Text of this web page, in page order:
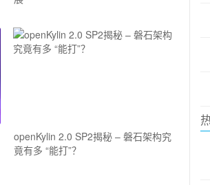
openKylin 2.0 SP2揭秘 – 磐石架构究
竟有多 “能打”？